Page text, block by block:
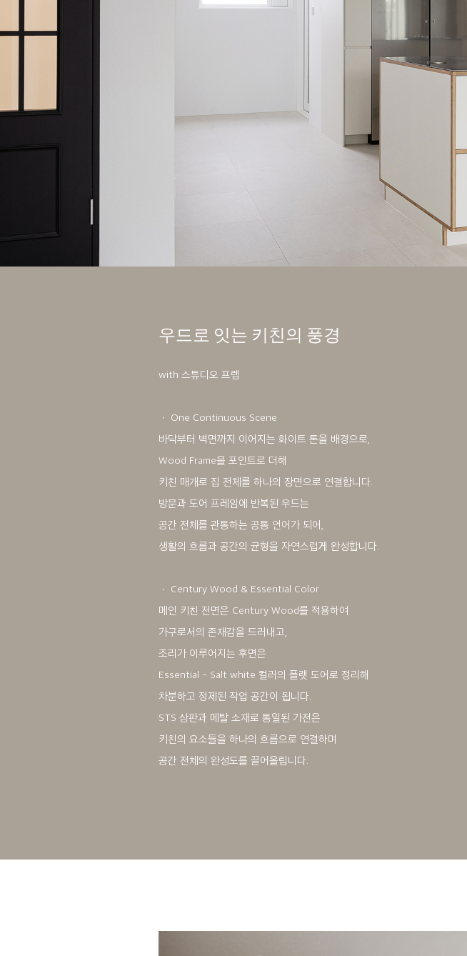
우드로 잇는 키친의 풍경
with 스튜디오 프렙
ㆍ One Continuous Scene
바닥부터 벽면까지 이어지는 화이트 톤을 배경으로,
Wood Frame을 포인트로 더해
키친 매개로 집 전체를 하나의 장면으로 연결합니다.
방문과 도어 프레임에 반복된 우드는
공간 전체를 관통하는 공통 언어가 되어,
생활의 흐름과 공간의 균형을 자연스럽게 완성합니다.
ㆍ Century Wood & Essential Color
메인 키친 전면은 Century Wood를 적용하여
가구로서의 존재감을 드러내고,
조리가 이루어지는 후면은
Essential - Salt white 컬러의 플랫 도어로 정리해
차분하고 정제된 작업 공간이 됩니다.
STS 상판과 메탈 소재로 통일된 가전은
키친의 요소들을 하나의 흐름으로 연결하며
공간 전체의 완성도를 끌어올립니다.